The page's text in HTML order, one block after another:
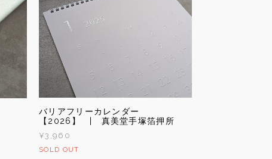
バリアフリーカレンダー
【2026】 | 真美堂手塚箔押所
¥3,960
SOLD OUT